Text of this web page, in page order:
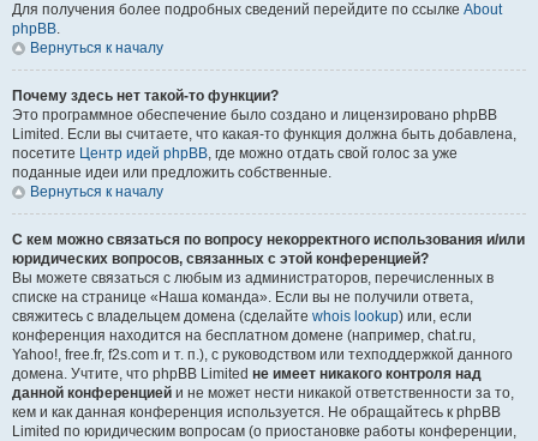
Для получения более подробных сведений перейдите по ссылке About
phpBB.
Вернуться к началу
Почему здесь нет такой-то функции?
Это программное обеспечение было создано и лицензировано phpBB
Limited. Если вы считаете, что какая-то функция должна быть добавлена,
посетите Центр идей phpBB, где можно отдать свой голос за уже
поданные идеи или предложить собственные.
Вернуться к началу
С кем можно связаться по вопросу некорректного использования и/или
юридических вопросов, связанных с этой конференцией?
Вы можете связаться с любым из администраторов, перечисленных в
списке на странице «Наша команда». Если вы не получили ответа,
свяжитесь с владельцем домена (сделайте whois lookup) или, если
конференция находится на бесплатном домене (например, chat.ru,
Yahoo!, free.fr, f2s.com и т. п.), с руководством или техподдержкой данного
домена. Учтите, что phpBB Limited не имеет никакого контроля над
данной конференцией и не может нести никакой ответственности за то,
кем и как данная конференция используется. Не обращайтесь к phpBB
Limited по юридическим вопросам (о приостановке работы конференции,